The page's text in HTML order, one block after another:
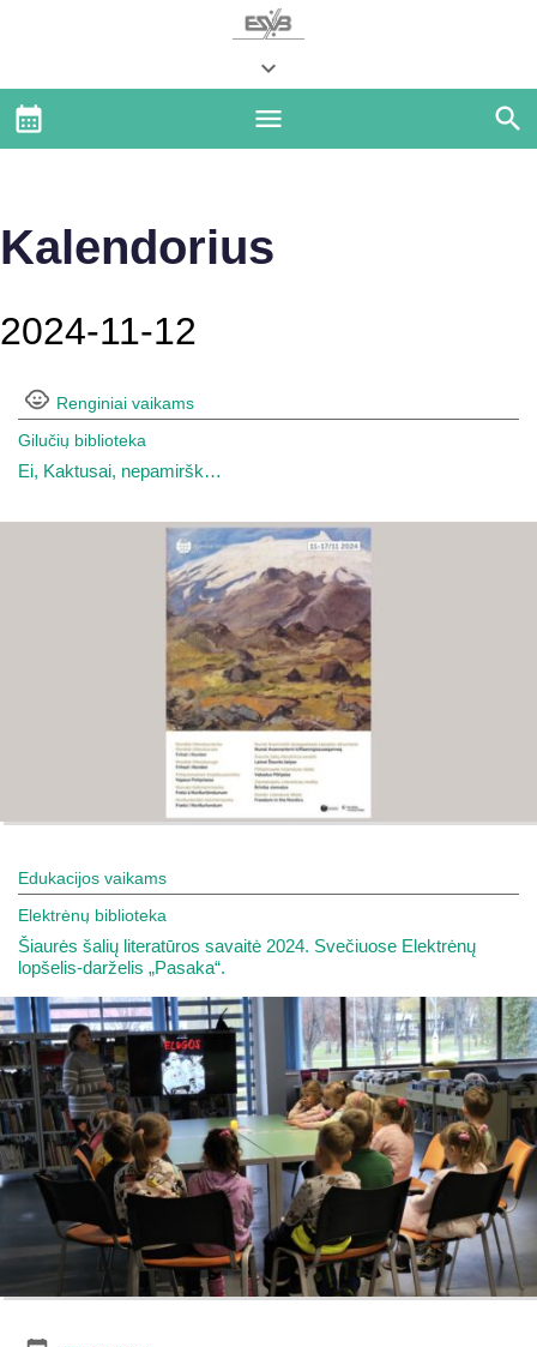
Kalendorius
2024-11-12
Renginiai vaikams
Gilučių biblioteka
Ei, Kaktusai, nepamiršk…
Edukacijos vaikams
Elektrėnų biblioteka
Šiaurės šalių literatūros savaitė 2024. Svečiuose Elektrėnų
lopšelis-darželis „Pasaka“.